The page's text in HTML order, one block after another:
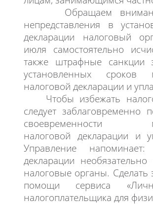
Обращаем
непредставления в
декларации налоговый
июля самостоятельно
также штрафные санкции
установленных сроков
налоговой декларации и
Чтобы избежать
следует заблаговременно
своевременности
налоговой декларации и
Управление
декларации
налоговые органы.
помощи сервиса
налогоплательщика для